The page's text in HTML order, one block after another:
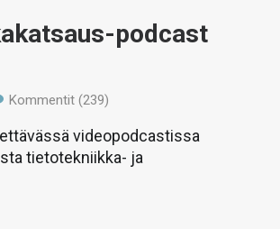
podcast
Kommentit (239)
videopodcastissa
tietotekniikka- ja